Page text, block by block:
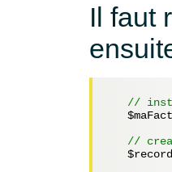
Il faut
//
//
$record